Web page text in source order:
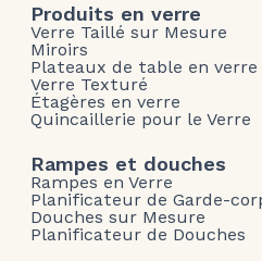
Produits en verre
Verre Taillé sur Mesure
Miroirs
Plateaux de table en verre
Verre Texturé
Étagères en verre
Quincaillerie pour le Verre
Rampes et douches
Rampes en Verre
Planificateur de Garde-
Douches sur Mesure
Planificateur de Douches